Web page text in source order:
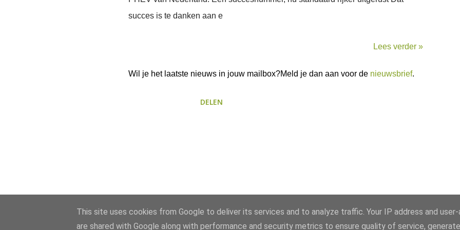
succes is te danken aan e
Lees verder »
Wil je het laatste nieuws in jouw mailbox?Meld je dan aan voor de nieuwsbrief.
DELEN
This site uses cookies from Google to deliver its services and to analyze traffic. Your IP address and
are shared with Google along with performance and security metrics to ensure quality of service,